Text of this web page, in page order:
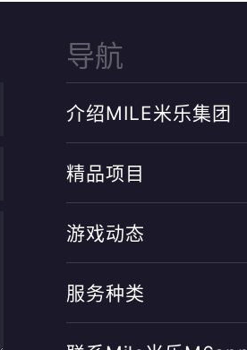
导航
介绍MILE米乐集团
精品项目
游戏动态
服务种类